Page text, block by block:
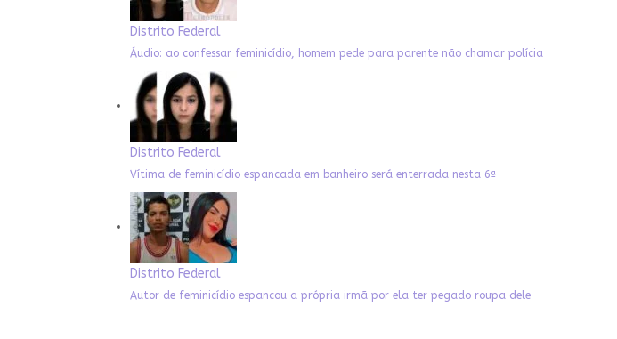
Distrito Federal
Áudio: ao confessar feminicídio, homem pede para parente não chamar polícia
Distrito Federal
Vítima de feminicídio espancada em banheiro será enterrada nesta 6ª
Distrito Federal
Autor de feminicídio espancou a própria irmã por ela ter pegado roupa dele